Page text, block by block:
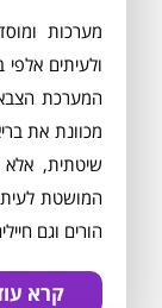
מערכות
ולעיתים
המערכת
מכוונת את
שיטתית,
המושטת
הורים וגם
קרא